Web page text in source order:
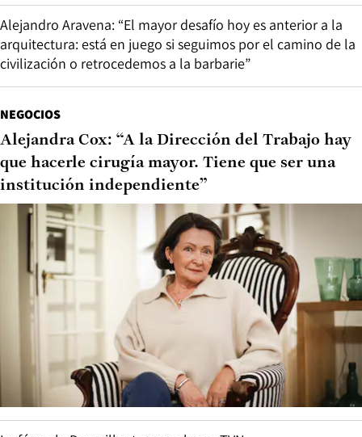
Alejandro Aravena: “El mayor desafío hoy es anterior a la
arquitectura: está en juego si seguimos por el camino de la
civilización o retrocedemos a la barbarie”
NEGOCIOS
Alejandra Cox: “A la Dirección del Trabajo hay
que hacerle cirugía mayor. Tiene que ser una
institución independiente”